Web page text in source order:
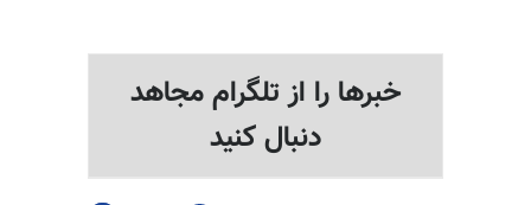
خبرها را از تلگرام مجاهد
دنبال کنید